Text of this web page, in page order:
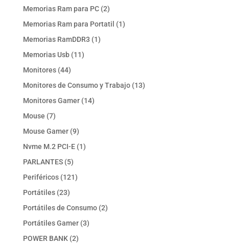
producto
Memorias Ram para PC 22
productos
Memorias Ram para Portatil 11
Memorias RamDDR3 11
Memorias Usb 1111
Monitores 4444
productos
Monitores de Consumo y Trabajo 1313
Monitores Gamer 1414
Mouse 77
productos
Mouse Gamer 99
productos
Nvme M.2 PCI-E 11
PARLANTES 55
productos
Periféricos 121121
Portátiles 2323
productos
Portátiles de Consumo 22
Portátiles Gamer 33
POWER BANK 22